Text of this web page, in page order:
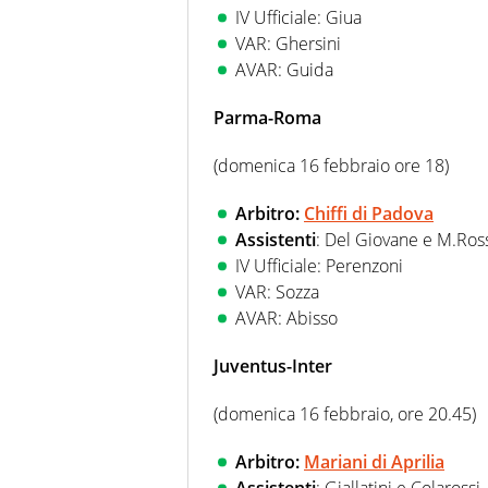
IV Ufficiale: Giua
VAR: Ghersini
AVAR: Guida
Parma-Roma
(domenica 16 febbraio ore 18)
Arbitro: Chiffi di Padova
Assistenti: Del Giovane e
IV Ufficiale: Perenzoni
VAR: Sozza
AVAR: Abisso
Juventus-Inter
(domenica 16 febbraio, ore 20.45)
Arbitro: Mariani di Aprilia